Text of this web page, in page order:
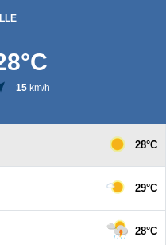
°C
15km/h
28°C
29°C
28°C